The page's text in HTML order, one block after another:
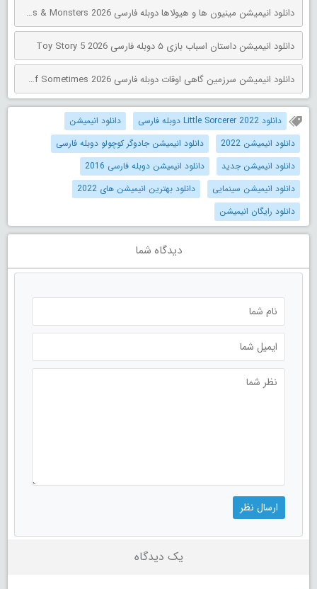
دانلود انیمیشن مینیون‌ ها و هیولاها دوبله فارسی Minions & Monsters 2026
دانلود انیمیشن داستان اسباب بازی ۵ دوبله فارسی Toy Story 5 2026
دانلود انیمیشن سرزمین گاهی اوقات دوبله فارسی The Land of Sometimes 2026
دانلود Little Sorcerer 2022 دوبله فارسی
دانلود انیمیشن
دانلود انیمیشن 2022
دانلود انیمیشن جادوگر کوچولو دوبله فارسی
دانلود انیمیشن جدید
دانلود انیمیشن دوبله فارسی 2016
دانلود انیمیشن سینمایی
دانلود بهترین انیمیشن های 2022
دانلود رایگان انیمیشن
دیدگاه شما
یک دیدگاه